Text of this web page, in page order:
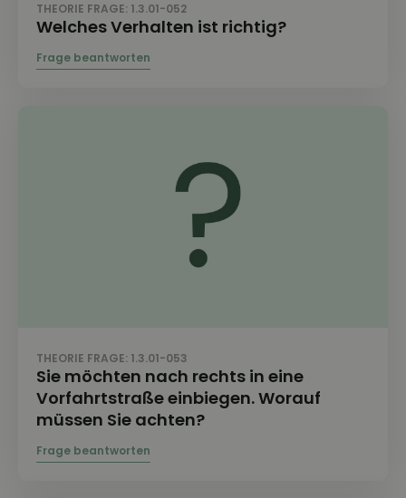
THEORIE FRAGE: 1.3.01-052
Welches Verhalten ist richtig?
THEORIE FRAGE: 1.3.01-053
Sie möchten nach rechts in eine
Vorfahrtstraße einbiegen. Worauf
müssen Sie achten?